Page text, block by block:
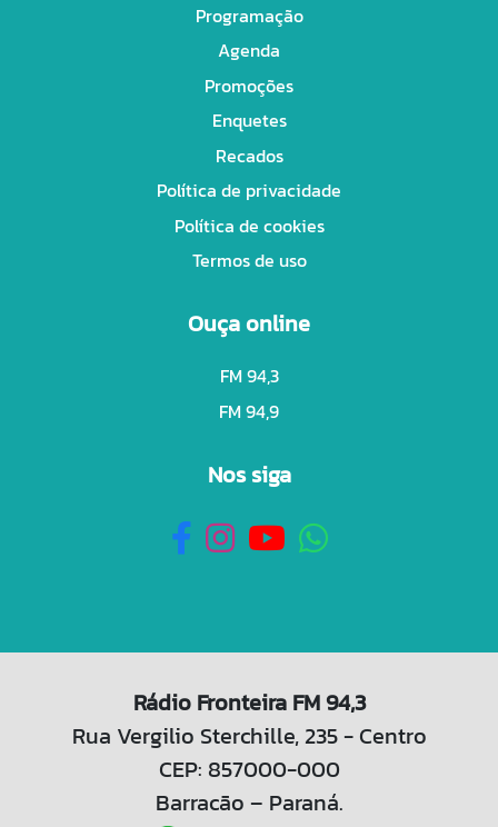
Programação
Agenda
Promoções
Enquetes
Recados
Política de privacidade
Política de cookies
Termos de uso
Ouça online
FM 94,3
FM 94,9
Nos siga
Rádio Fronteira FM 94,3
Rua Vergilio Sterchille, 235 - Centro
CEP: 857000-000
Barracão – Paraná.